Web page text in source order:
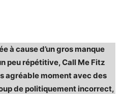
à cause d’un gros manque
peu répétitive, Call Me Fitz
agréable moment avec des
de politiquement incorrect,